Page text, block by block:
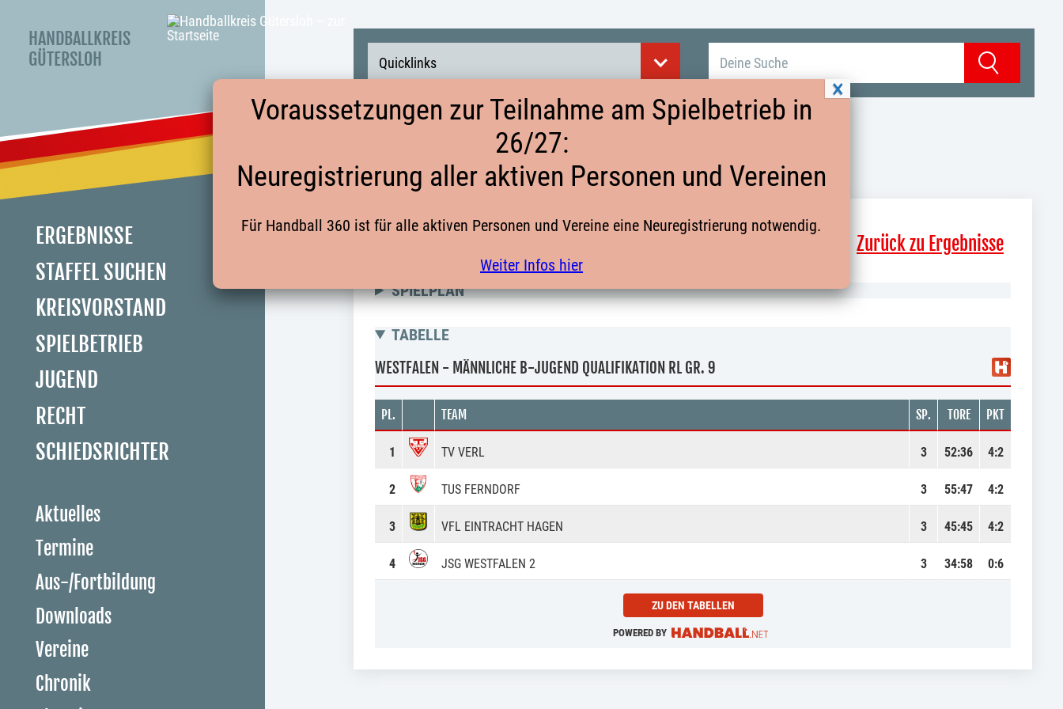
HANDBALLKREIS
GÜTERSLOH
ERGEBNISSE
STAFFEL SUCHEN
KREISVORSTAND
SPIELBETRIEB
JUGEND
RECHT
SCHIEDSRICHTER
Aktuelles
Termine
Aus-/Fortbildung
Downloads
Vereine
Chronik
Quicklinks Suchen
QUALI25 MB ZUR RL GR. 9
Zurück zu Ergebnisse
SPIELPLAN
TABELLE
WESTFALEN - MÄNNLICHE B-JUGEND QUALIFIKATION RL GR. 9
PL. TEAM SP. TORE PKT
1 TV VERL 3 52:36 4:2
2 TUS FERNDORF 3 55:47 4:2
3 VFL EINTRACHT HAGEN 3 45:45 4:2
4 JSG WESTFALEN 2 3 34:58 0:6
ZU DEN TABELLEN
POWERED BY
Voraussetzungen zur Teilnahme am Spielbetrieb in
26/27:
Neuregistrierung aller aktiven Personen und Vereinen
Für Handball 360 ist für alle aktiven Personen und Vereine eine Neuregistrierung notwendig.
Weiter Infos hier